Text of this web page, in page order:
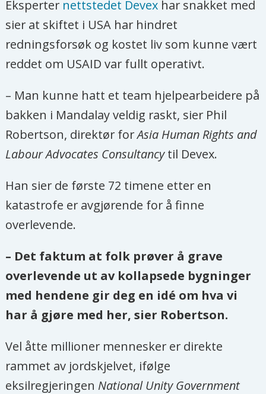
Eksperter nettstedet Devex har snakket med
sier at skiftet i USA har hindret
redningsforsøk og kostet liv som kunne vært
reddet om USAID var fullt operativt.
– Man kunne hatt et team hjelpearbeidere på
bakken i Mandalay veldig raskt, sier Phil
Robertson, direktør forAsia Human Rights and
Labour Advocates Consultancytil Devex.
Han sier de første 72 timene etter en
katastrofe er avgjørende for å finne
overlevende.
– Det faktum at folk prøver å grave
overlevende ut av kollapsede bygninger
med hendene gir deg en idé om hva vi
har å gjøre med her, sier Robertson.
Vel åtte millioner mennesker er direkte
rammet av jordskjelvet, ifølge
eksilregjeringen National Unity Government